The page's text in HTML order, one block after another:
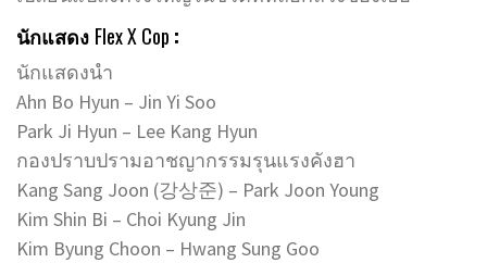
นักแสดง Flex X Cop :
นักแสดงนำ
Ahn Bo Hyun – Jin Yi Soo
Park Ji Hyun – Lee Kang Hyun
กองปราบปรามอาชญากรรมรุนแรงคังฮา
Kang Sang Joon (강상준) – Park Joon Young
Kim Shin Bi – Choi Kyung Jin
Kim Byung Choon – Hwang Sung Goo